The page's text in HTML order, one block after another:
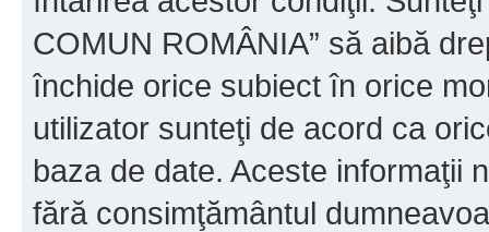
COMUN ROMÂNIA” să aibă
închide orice subiect în orice
utilizator sunteţi de acord ca
baza de date. Aceste informaţii
fără consimţământul